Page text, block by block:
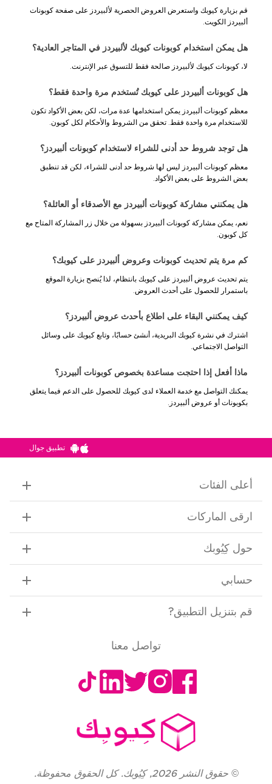
قم بزيارة كيوبك واستعرض العروض الحصرية لألبيردز على صفحة كوبونات
ألبيردز الكويت.
هل يمكن استخدام كوبونات كيوبك لألبيردز في المتاجر العادية؟
لا، كوبونات كيوبك لألبيردز صالحة فقط للتسوق عبر الإنترنت.
هل كوبونات ألبيردز على كيوبك تُستخدم مرة واحدة فقط؟
معظم كوبونات ألبيردز يمكن استخدامها عدة مرات، لكن بعض الأكواد تكون
للاستخدام مرة واحدة فقط. تحقق من الشروط والأحكام لكل كوبون.
هل توجد شروط حد أدنى للشراء لاستخدام كوبونات ألبيردز؟
معظم كوبونات ألبيردز ليس لها شروط حد أدنى للشراء، لكن قد تنطبق
بعض الشروط على بعض الأكواد.
هل يمكنني مشاركة كوبونات ألبيردز مع الأصدقاء أو العائلة؟
نعم، يمكن مشاركة كوبونات ألبيردز بسهولة من خلال زر المشاركة المتاح مع
كل كوبون.
كم مرة يتم تحديث كوبونات وعروض ألبيردز على كيوبك؟
يتم تحديث عروض ألبيردز على كيوبك بانتظام، لذا يُنصح بزيارة الموقع
باستمرار للحصول على أحدث العروض.
كيف يمكنني البقاء على اطلاع بأحدث عروض ألبيردز؟
اشترك في نشرة كيوبك البريدية، أنشئ حسابًا، وتابع كيوبك على وسائل
التواصل الاجتماعي.
ماذا أفعل إذا احتجت مساعدة بخصوص كوبونات ألبيردز؟
يمكنك التواصل مع خدمة العملاء لدى كيوبك للحصول على الدعم فيما يتعلق
بكوبونات أو عروض ألبيردز.
تطبيق جوال
أعلى الفئات
ارقى الماركات
حول كِيُوبك
حسابي
قم بتنزيل التطبيق?
تواصل معنا
©حقوق النشر 2026
, كِيُوبك. كل الحقوق محفوظة.